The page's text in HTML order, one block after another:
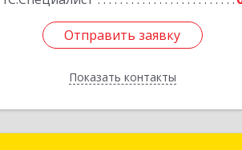
Отправить заявку
Показать контакты
Отправить заявку
Назад